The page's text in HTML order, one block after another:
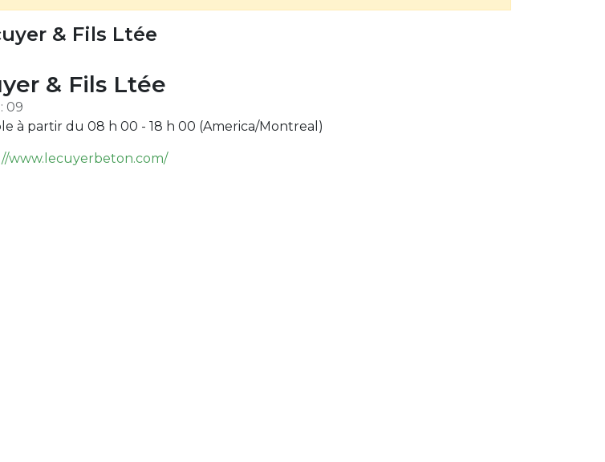
& Fils Ltée
& Fils Ltée
09
à partir du 08 h 00 - 18 h 00 (America/Montreal )
www.lecuyerbeton.com/